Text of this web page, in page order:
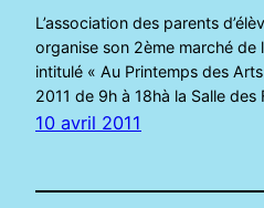
L’association des parents
organise son 2ème marché de
intitulé « Au Printemps des
2011 de 9h à 18hà la Salle des
10 avril 2011